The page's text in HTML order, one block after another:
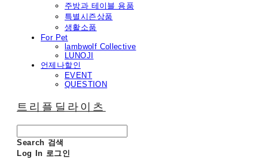
주방과 테이블 용품
특별시즌상품
생활소품
For Pet
lambwolf Collective
LUNOJI
언제나할인
EVENT
QUESTION
트리플딜라이츠
Search 검색
Log In 로그인